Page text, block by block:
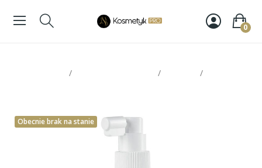
0
Obecnie brak na stanie